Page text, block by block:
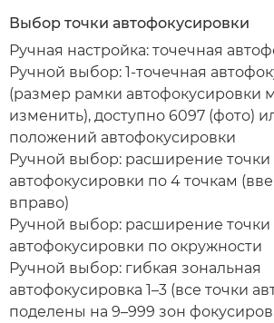
Выбор точки автофокусировки
Ручная настройка: точечная
Ручной выбор: 1-точечная
(размер рамки автофокусировки
изменить), доступно 6097 (фото)
положений автофокусировки
Ручной выбор: расширение точки
автофокусировки по 4 точкам
вправо)
Ручной выбор: расширение точки
автофокусировки по окружности
Ручной выбор: гибкая зональная
автофокусировка 1–3 (все точки
поделены на 9–999 зон